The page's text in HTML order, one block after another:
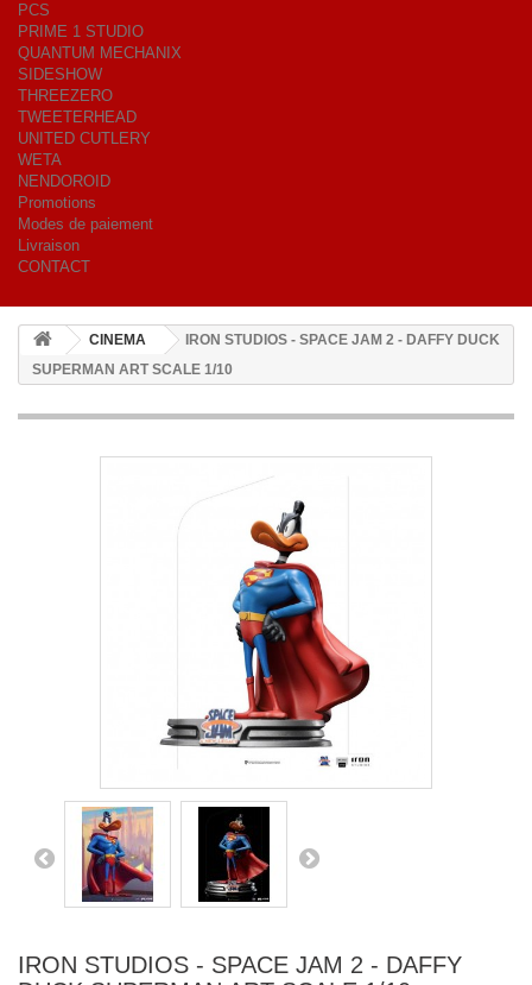
PCS
PRIME 1 STUDIO
QUANTUM MECHANIX
SIDESHOW
THREEZERO
TWEETERHEAD
UNITED CUTLERY
WETA
NENDOROID
Promotions
Modes de paiement
Livraison
CONTACT
CINEMA
IRON STUDIOS - SPACE JAM 2 - DAFFY DUCK
SUPERMAN ART SCALE 1/10
IRON STUDIOS - SPACE JAM 2 - DAFFY